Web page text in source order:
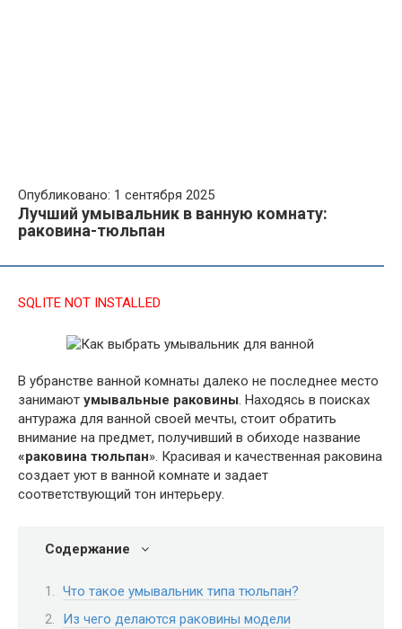
Опубликовано: 1 сентября 2025
Лучший умывальник в ванную комнату:
раковина-тюльпан
SQLITE NOT INSTALLED
В убранстве ванной комнаты далеко не последнее место
занимают умывальные раковины. Находясь в поисках
антуража для ванной своей мечты, стоит обратить
внимание на предмет, получивший в обиходе название
«раковина тюльпан». Красивая и качественная раковина
создает уют в ванной комнате и задает
соответствующий тон интерьеру.
Содержание
Что такое умывальник типа тюльпан?
Из чего делаются раковины модели